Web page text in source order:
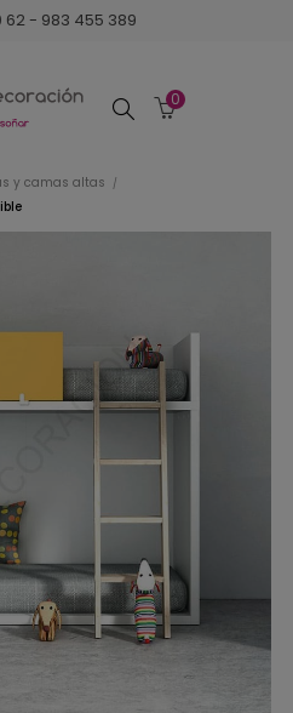
62 - 983 455 389
Buscar
0
y camas altas